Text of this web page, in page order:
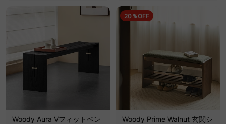
Woody Aura Vフィットベン
20％OFF
Woody Prime Walnut 玄関シ